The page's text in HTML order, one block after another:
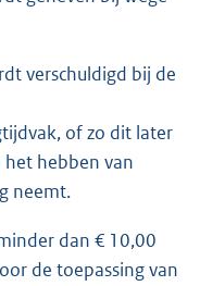
verschuldigd bij de
of zo dit later
hebben van
neemt.
dan € 10,00
de toepassing van